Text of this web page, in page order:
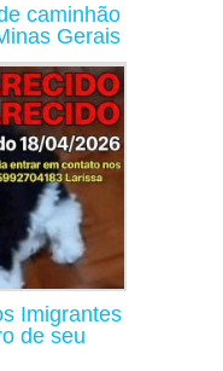
caminhão
Gerais
Imigrantes
de seu